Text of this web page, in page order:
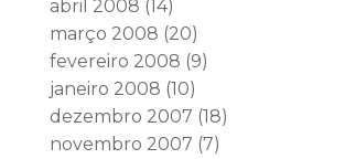
abril 2008 (14)
março 2008 (20)
fevereiro 2008 (9)
janeiro 2008 (10)
dezembro 2007 (18)
novembro 2007 (7)